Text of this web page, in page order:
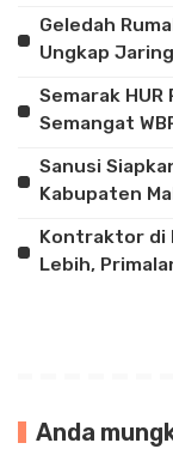
Geledah
Ungkap
Semarak HUR
Semangat
Sanusi
Kabupaten
Kontraktor di
Lebih,
Anda